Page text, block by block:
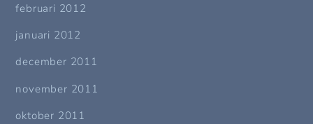
februari 2012
januari 2012
december 2011
november 2011
oktober 2011